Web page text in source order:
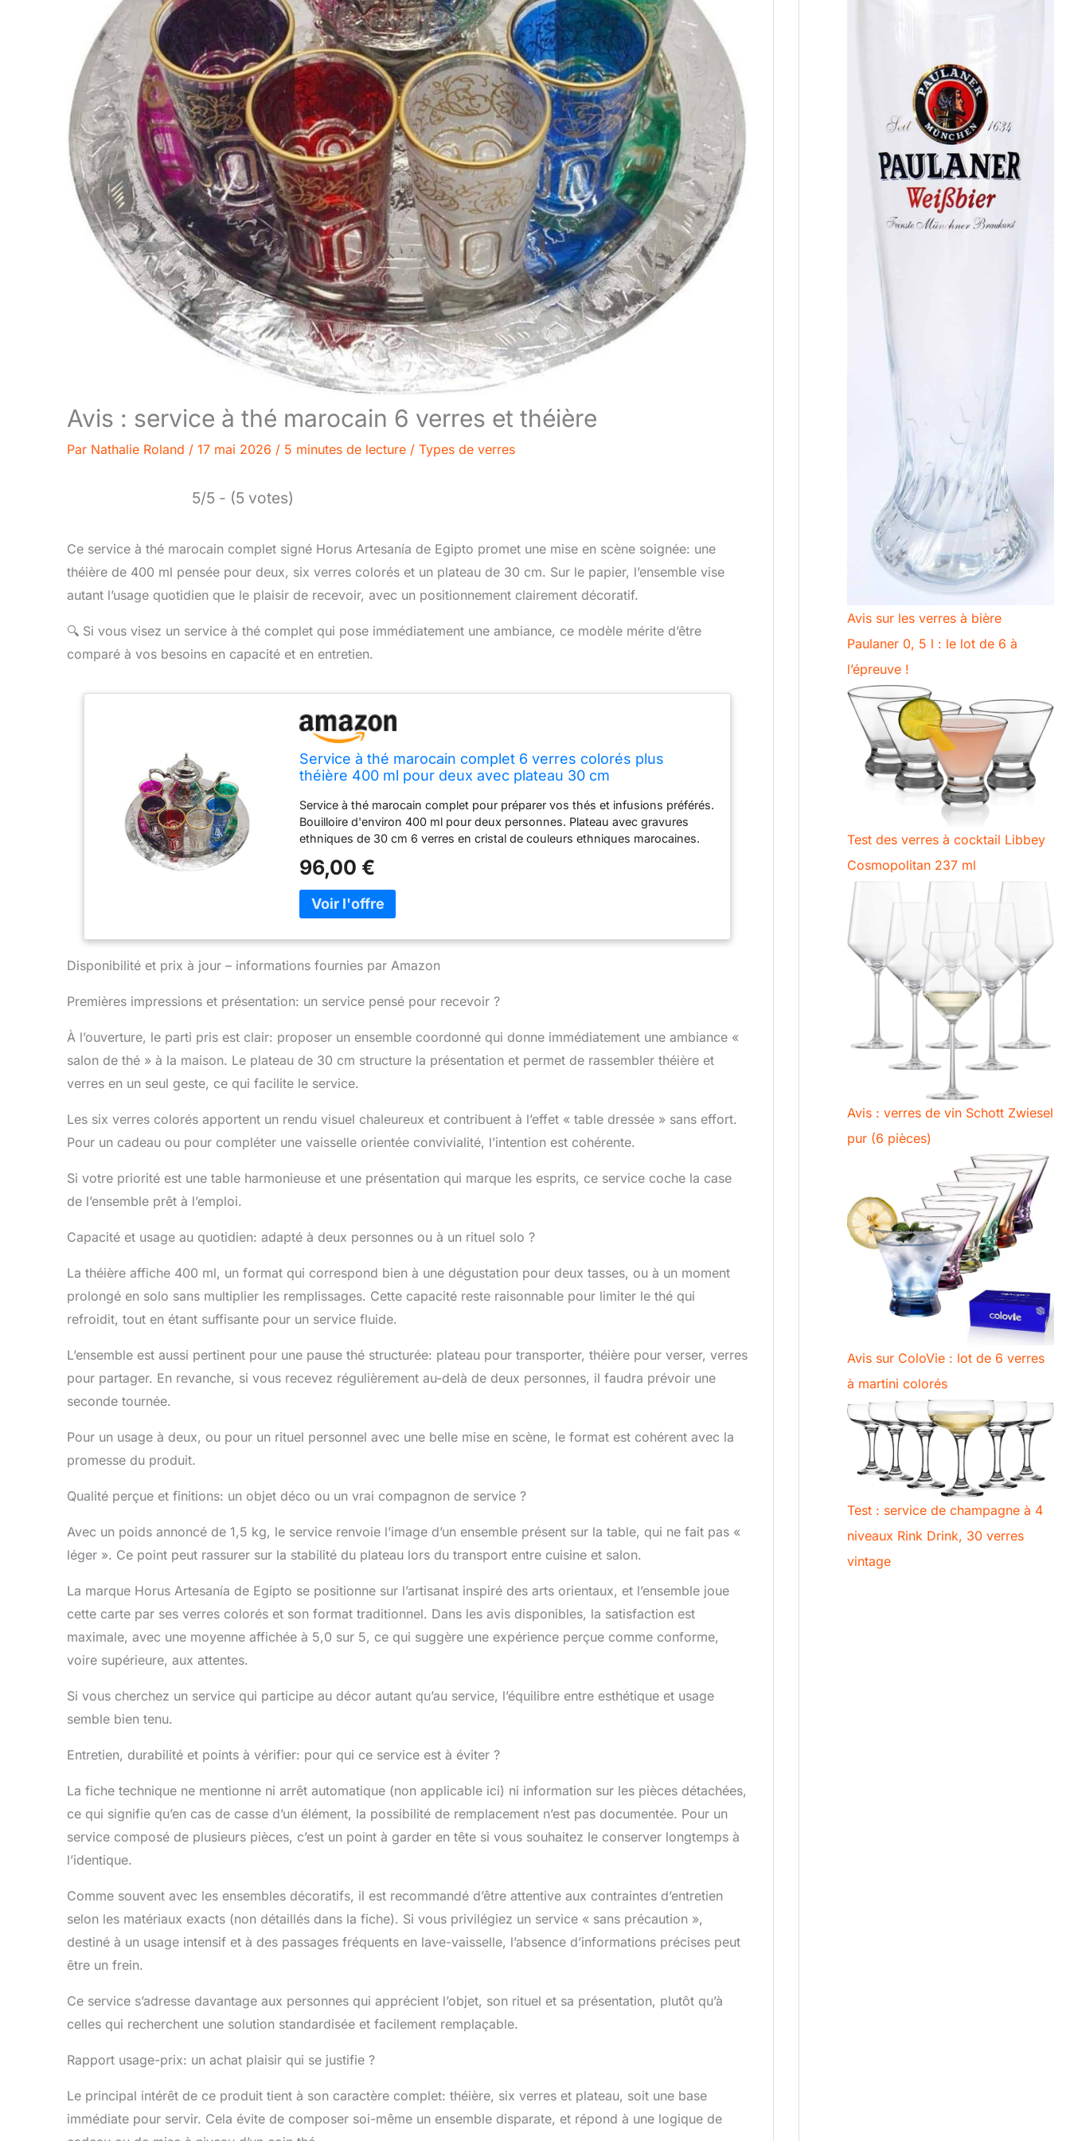
Avis : service à thé marocain 6 verres et théière
Par Nathalie Roland / 17 mai 2026 / 5 minutes de lecture / Types de verres
5/5 - (5 votes)
Ce service à thé marocain complet signé Horus Artesanía de Egipto promet une mise en scène soignée: une
théière de 400 ml pensée pour deux, six verres colorés et un plateau de 30 cm. Sur le papier, l’ensemble vise
autant l’usage quotidien que le plaisir de recevoir, avec un positionnement clairement décoratif.
🔍 Si vous visez un service à thé complet qui pose immédiatement une ambiance, ce modèle mérite d’être
comparé à vos besoins en capacité et en entretien.
Service à thé marocain complet 6 verres colorés plus
théière 400 ml pour deux avec plateau 30 cm
Service à thé marocain complet pour préparer vos thés et infusions préférés.
Bouilloire d'environ 400 ml pour deux personnes. Plateau avec gravures
ethniques de 30 cm 6 verres en cristal de couleurs ethniques marocaines.
96,00 €
Disponibilité et prix à jour – informations fournies par Amazon
Premières impressions et présentation: un service pensé pour recevoir ?
À l’ouverture, le parti pris est clair: proposer un ensemble coordonné qui donne immédiatement une ambiance «
salon de thé » à la maison. Le plateau de 30 cm structure la présentation et permet de rassembler théière et
verres en un seul geste, ce qui facilite le service.
Les six verres colorés apportent un rendu visuel chaleureux et contribuent à l’effet « table dressée » sans effort.
Pour un cadeau ou pour compléter une vaisselle orientée convivialité, l’intention est cohérente.
Si votre priorité est une table harmonieuse et une présentation qui marque les esprits, ce service coche la case
de l’ensemble prêt à l’emploi.
Capacité et usage au quotidien: adapté à deux personnes ou à un rituel solo ?
La théière affiche 400 ml, un format qui correspond bien à une dégustation pour deux tasses, ou à un moment
prolongé en solo sans multiplier les remplissages. Cette capacité reste raisonnable pour limiter le thé qui
refroidit, tout en étant suffisante pour un service fluide.
L’ensemble est aussi pertinent pour une pause thé structurée: plateau pour transporter, théière pour verser, verres
pour partager. En revanche, si vous recevez régulièrement au-delà de deux personnes, il faudra prévoir une
seconde tournée.
Pour un usage à deux, ou pour un rituel personnel avec une belle mise en scène, le format est cohérent avec la
promesse du produit.
Qualité perçue et finitions: un objet déco ou un vrai compagnon de service ?
Avec un poids annoncé de 1,5 kg, le service renvoie l’image d’un ensemble présent sur la table, qui ne fait pas «
léger ». Ce point peut rassurer sur la stabilité du plateau lors du transport entre cuisine et salon.
La marque Horus Artesanía de Egipto se positionne sur l’artisanat inspiré des arts orientaux, et l’ensemble joue
cette carte par ses verres colorés et son format traditionnel. Dans les avis disponibles, la satisfaction est
maximale, avec une moyenne affichée à 5,0 sur 5, ce qui suggère une expérience perçue comme conforme,
voire supérieure, aux attentes.
Si vous cherchez un service qui participe au décor autant qu’au service, l’équilibre entre esthétique et usage
semble bien tenu.
Entretien, durabilité et points à vérifier: pour qui ce service est à éviter ?
La fiche technique ne mentionne ni arrêt automatique (non applicable ici) ni information sur les pièces détachées,
ce qui signifie qu’en cas de casse d’un élément, la possibilité de remplacement n’est pas documentée. Pour un
service composé de plusieurs pièces, c’est un point à garder en tête si vous souhaitez le conserver longtemps à
l’identique.
Comme souvent avec les ensembles décoratifs, il est recommandé d’être attentive aux contraintes d’entretien
selon les matériaux exacts (non détaillés dans la fiche). Si vous privilégiez un service « sans précaution »,
destiné à un usage intensif et à des passages fréquents en lave-vaisselle, l’absence d’informations précises peut
être un frein.
Ce service s’adresse davantage aux personnes qui apprécient l’objet, son rituel et sa présentation, plutôt qu’à
celles qui recherchent une solution standardisée et facilement remplaçable.
Rapport usage-prix: un achat plaisir qui se justifie ?
Le principal intérêt de ce produit tient à son caractère complet: théière, six verres et plateau, soit une base
immédiate pour servir. Cela évite de composer soi-même un ensemble disparate, et répond à une logique de
Avis sur les verres à bière
Paulaner 0, 5 l : le lot de 6 à
l’épreuve !
Test des verres à cocktail Libbey
Cosmopolitan 237 ml
Avis : verres de vin Schott Zwiesel
pur (6 pièces)
Avis sur ColoVie : lot de 6 verres
à martini colorés
Test : service de champagne à 4
niveaux Rink Drink, 30 verres
vintage